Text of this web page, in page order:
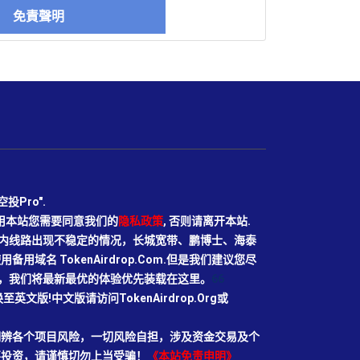
聲明
投Pro".
站您需要同意我们的隐私政策, 否则请离开本站.
线路出现不稳定的情况，长城宽带、鹏博士、海泰
备用域名 TokenAirdrop.Com.但是我们建议您尽
们将最新最优的体验优先装载在这里。
英文版!中文版请访问TokenAirdrop.Org或
各个项目风险，一切风险自担，涉及资金交易及个
资，请谨慎切勿上当受骗！
《本站免责申明》